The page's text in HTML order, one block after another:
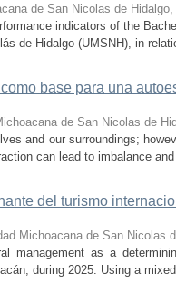
de San Nicolas de Hidalgo,
indicators of the
de Hidalgo (UMSNH), in
base para una
de San Nicolas de
and our surroundings;
can lead to imbalance
del turismo
Michoacana de San Nicolas
management as a
during 2025. Using a